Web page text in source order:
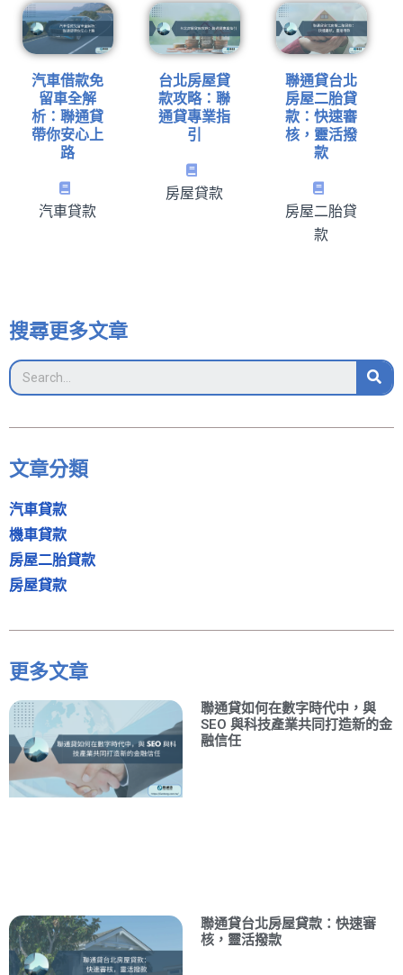
汽車借款免
留車全解
析：聯通貸
帶你安心上
路
汽車貸款
台北房屋貸
款攻略：聯
通貸專業指
引
房屋貸款
聯通貸台北
房屋二胎貸
款：快速審
核，靈活撥
款
房屋二胎貸
款
搜尋更多文章
文章分類
汽車貸款
機車貸款
房屋二胎貸款
房屋貸款
更多文章
聯通貸如何在數字時代中，與
SEO 與科技產業共同打造新的金
融信任
聯通貸台北房屋貸款：快速審
核，靈活撥款